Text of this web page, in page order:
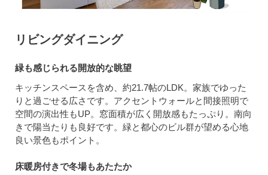
リビングダイニング
緑も感じられる開放的な眺望
キッチンスペースを含め、約21.7帖のLDK。家族でゆった
りと過ごせる広さです。アクセントウォールと間接照明で
空間の演出性もUP。窓面積が広く開放感もたっぷり。南向
きで陽当たりも良好です。緑と都心のビル群が望める心地
良い景色もポイント。
床暖房付きで冬場もあたたか